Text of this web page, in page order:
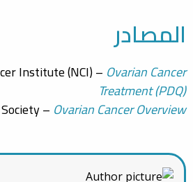
المصادر
Institute (NCI) – Ovarian Cancer
Treatment (PDQ)
– Ovarian Cancer Overview